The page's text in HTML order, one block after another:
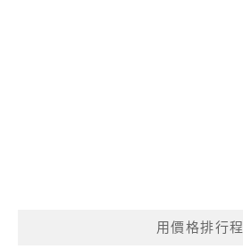
用價格排行程